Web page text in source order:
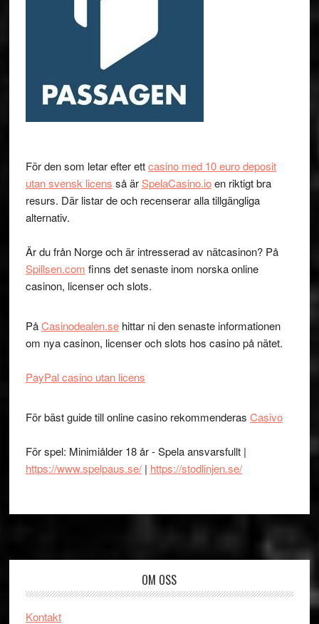
För den som letar efter ettcasino med 10 euro deposit
utan svensk licens så ärSpelaCasino.ioen riktigt bra
resurs. Där listar de och recenserar alla tillgängliga
alternativ.
Är du från Norge och är intresserad av nätcasinon? På
Spillsen.com finns det senaste inom norska online
casinon, licenser och slots.
PåCasinodealen.sehittar ni den senaste informationen
om nya casinon, licenser och slots hos casino på nätet.
PayPal casino utan licens
För bäst guide till online casino rekommenderas Casivo
För spel: Minimiålder 18 år - Spela ansvarsfullt |
https://www.spelpaus.se/| https://stodlinjen.se/
OM OSS
Kontakt